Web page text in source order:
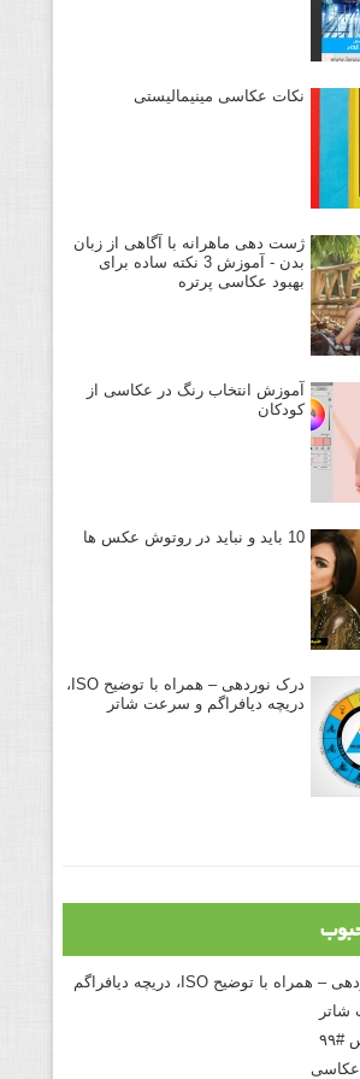
نکات عکاسی مینیمالیستی
ژست دهی ماهرانه با آگاهی از زبان
بدن - آموزش 3 نکته ساده برای
بهبود عکاسی پرتره
آموزش انتخاب رنگ در عکاسی از
کودکان
10 باید و نباید در روتوش عکس ها
درک نوردهی – همراه با توضیح ISO،
دریچه دیافراگم و سرعت شاتر
درک نوردهی – همراه با توضیح ISO، دریچه دیافراگم
عکاسی